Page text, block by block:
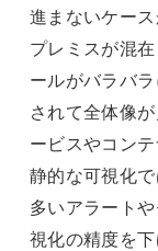
進まないケー
プレミスが混
ールがバラバ
されて全体像
ービスやコン
静的な可視化
多いアラート
視化の精度を下